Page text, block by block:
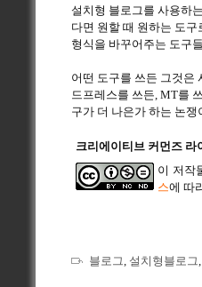
설치형 블로그를 사용하
다면 원할 때 원하는 도
형식을 바꾸어주는 도구
어떤 도구를 쓰든 그것은
드프레스를 쓰든, MT를
구가 더 나은가 하는 논
크리에이티브 커먼즈 라
이 저작
스에 따
블로그, 설치형블로그,